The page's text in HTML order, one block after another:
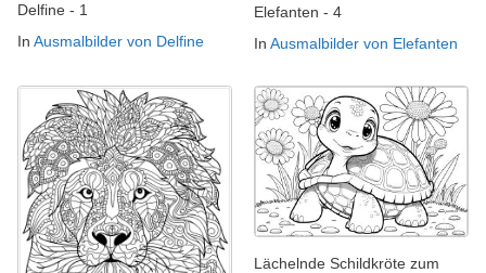
Delfine - 1
In Ausmalbilder von Delfine
Elefanten - 4
In Ausmalbilder von Elefanten
Lächelnde Schildkröte zum